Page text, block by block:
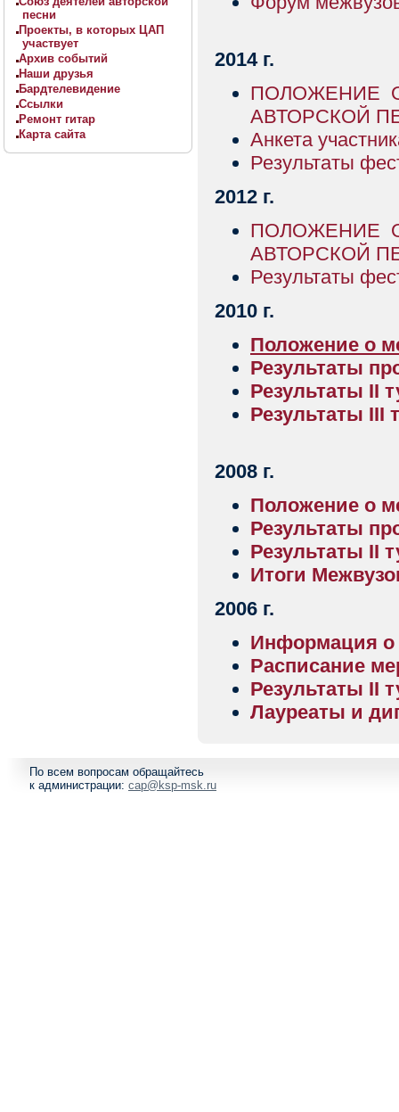
песни
Проекты, в которых ЦАП
участвует
Архив событий
Наши друзья
Бардтелевидение
Ссылки
Ремонт гитар
Карта сайта
2014 г.
ПОЛОЖЕНИЕ
АВТОРСКОЙ
Анкета
Результаты
2012 г.
ПОЛОЖЕНИЕ
АВТОРСКОЙ
Результаты
2010 г.
Положение о
Результаты
Результаты II
Результаты III
2008 г.
Положение о
Результаты
Результаты II
Итоги
2006 г.
Информация о
Расписание
Результаты II
Лауреаты и
По всем вопросам обращайтесь
к администрации: cap@ksp-msk.ru